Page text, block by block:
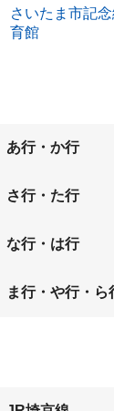
さいたま市記
育館
あ行・か行
上峰
五関
さ行・た行
栄和
下大久保
な行・は行
中島
ま行・や行・